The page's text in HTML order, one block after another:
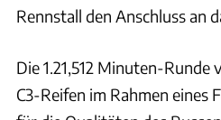
Rennstall den Anschluss an
Die 1.21,512 Minuten-
C3-Reifen im Rahmen eines